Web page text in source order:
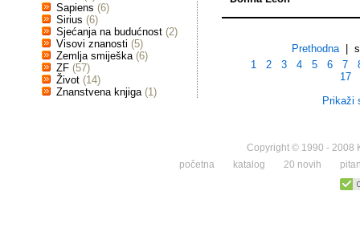
Sapiens (6)
Sirius (6)
Sjećanja na budućnost (2)
Visovi znanosti (5)
Zemlja smiješka (6)
ZF (57)
Život (14)
Znanstvena knjiga (1)
Prethodna|
1
2 3 4 5 6 7
17
Prikaži
Copyright © 1990 - 2008
početna
katalog 20 novih